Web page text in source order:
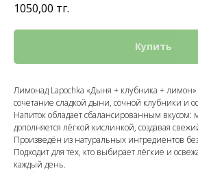
1050,00 тг.
Купить
Лимонад Lapochka «Дыня + клубника + лимон»
сочетание сладкой дыни, сочной клубники и
Напиток обладает сбалансированным вкусом:
дополняется лёгкой кислинкой, создавая
Произведён из натуральных ингредиентов
Подходит для тех, кто выбирает лёгкие и
каждый день.